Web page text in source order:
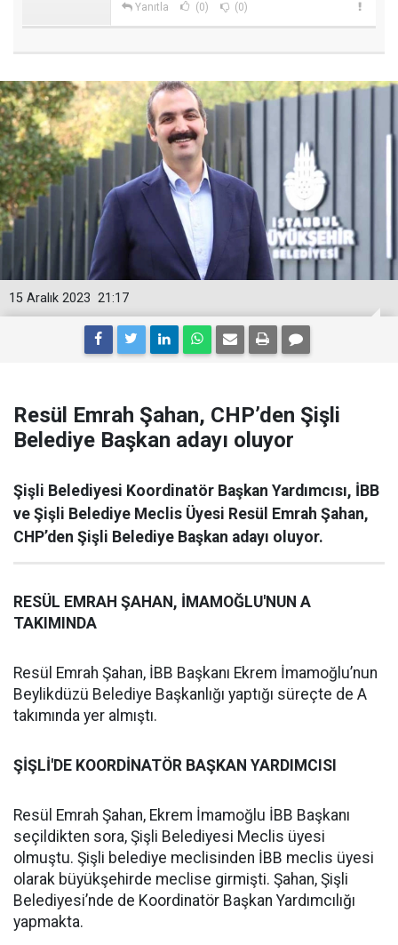
Yanıtla (0) (0)
21:17
15 Aralık 2023
Resül Emrah Şahan, CHP’den Şişli
Belediye Başkan adayı oluyor
Şişli Belediyesi Koordinatör Başkan Yardımcısı, İBB
ve Şişli Belediye Meclis Üyesi Resül Emrah Şahan,
CHP’den Şişli Belediye Başkan adayı oluyor.
RESÜL EMRAH ŞAHAN, İMAMOĞLU'NUN A
TAKIMINDA
Resül Emrah Şahan, İBB Başkanı Ekrem İmamoğlu’nun
Beylikdüzü Belediye Başkanlığı yaptığı süreçte de A
takımında yer almıştı.
ŞİŞLİ'DE KOORDİNATÖR BAŞKAN YARDIMCISI
Resül Emrah Şahan, Ekrem İmamoğlu İBB Başkanı
seçildikten sora, Şişli Belediyesi Meclis üyesi
olmuştu. Şişli belediye meclisinden İBB meclis üyesi
olarak büyükşehirde meclise girmişti. Şahan, Şişli
Belediyesi’nde de Koordinatör Başkan Yardımcılığı
yapmakta.